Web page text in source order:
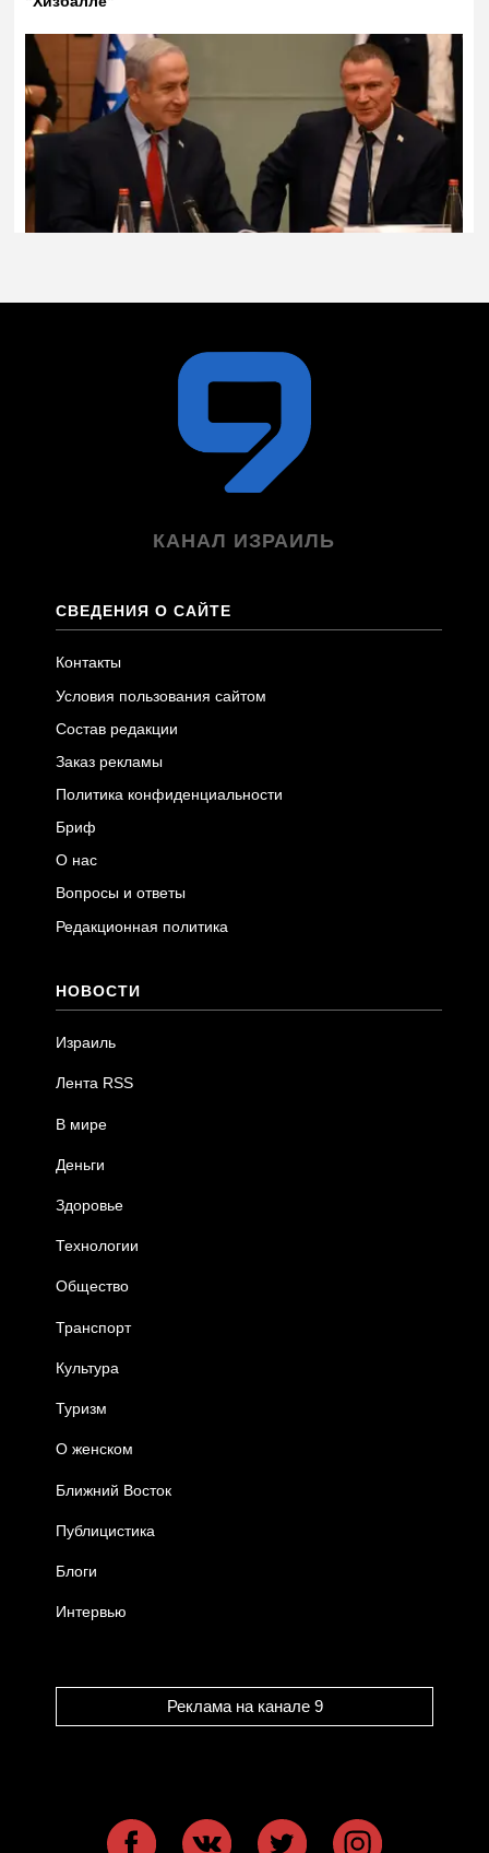
КАНАЛ ИЗРАИЛЬ
СВЕДЕНИЯ О САЙТЕ
Контакты
Условия пользования сайтом
Состав редакции
Заказ рекламы
Политика конфиденциальности
Бриф
О нас
Вопросы и ответы
Редакционная политика
НОВОСТИ
Израиль
Лента RSS
В мире
Деньги
Здоровье
Технологии
Общество
Транспорт
Культура
Туризм
О женском
Ближний Восток
Публицистика
Блоги
Интервью
Реклама на канале 9